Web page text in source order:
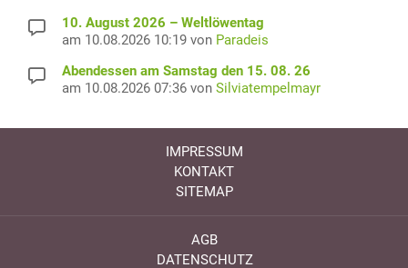
10. August 2026 – Weltlöwentag
am 10.08.2026 10:19 von Paradeis
Abendessen am Samstag den 15. 08. 26
am 10.08.2026 07:36 von Silviatempelmayr
IMPRESSUM
KONTAKT
SITEMAP
AGB
DATENSCHUTZ